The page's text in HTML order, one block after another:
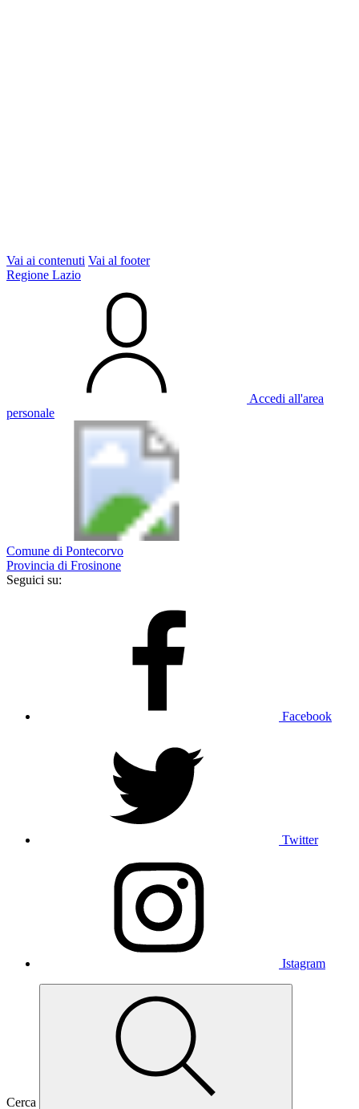
Vai ai contenuti Vai al footer
Regione Lazio
Accedi all'area
personale
Comune di Pontecorvo
Provincia di Frosinone
Seguici su:
Facebook
Twitter
Istagram
Cerca